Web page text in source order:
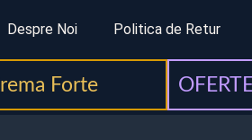
Despre Noi Politica de Retur
Forte